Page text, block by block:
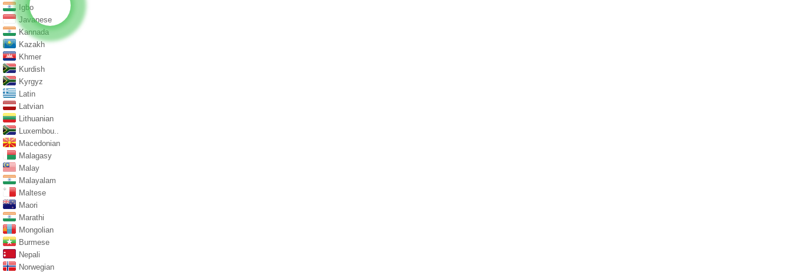
Igbo
Javanese
Kannada
Kazakh
Khmer
Kurdish
Kyrgyz
Latin
Latvian
Lithuanian
Luxembou..
Macedonian
Malagasy
Malay
Malayalam
Maltese
Maori
Marathi
Mongolian
Burmese
Nepali
Norwegian